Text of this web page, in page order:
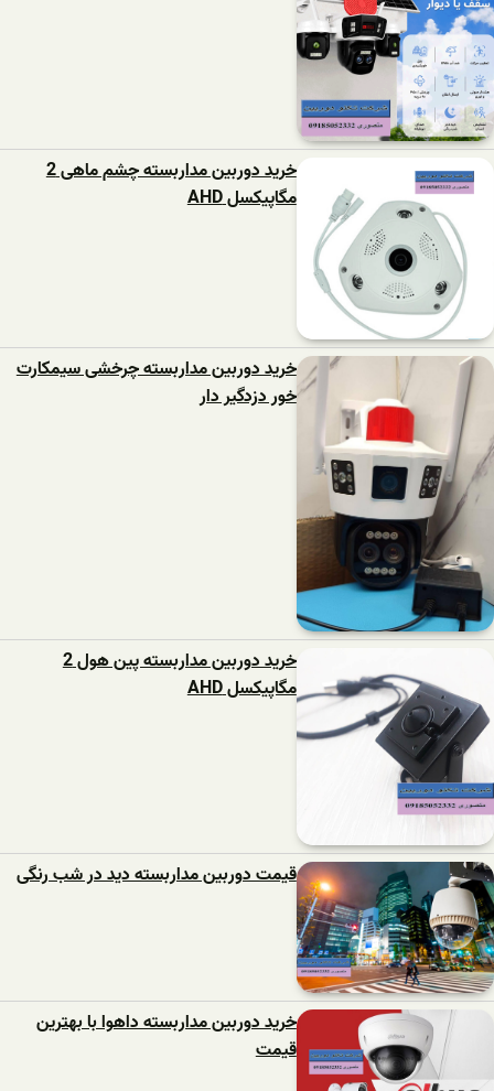
خرید دوربین مداربسته چشم ماهی 2
مگاپیکسل AHD
خرید دوربین مداربسته چرخشی سیمکارت
خور دزدگیر دار
خرید دوربین مداربسته پین هول 2
مگاپیکسل AHD
قیمت دوربین مداربسته دید در شب رنگی
خرید دوربین مداربسته داهوا با بهترین
قیمت